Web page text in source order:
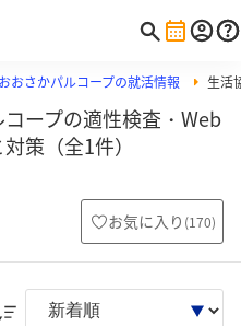
おさかパルコープの就活情報 生活
ープの適性検査・Web
策（全1件）
お気に入り (170)